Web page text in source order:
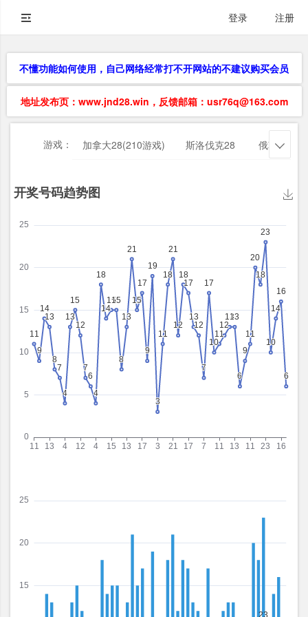
登录 注册
不懂功能如何使用，自己网络经常打不开网站的不建议购买会员
地址发布页：www.jnd28.win，反馈邮箱：usr76q@163.com
游戏： 加拿大28(210游戏) 斯洛伐克28 俄勒冈28
